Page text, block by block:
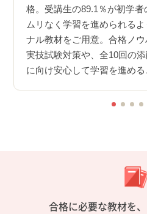
格。受講生の89.1％が初学
ムリなく学習を進められる
ナル教材をご用意。合格ノ
実技試験対策や、全10回の
に向け安心して学習を進める
合格に必要な教材を